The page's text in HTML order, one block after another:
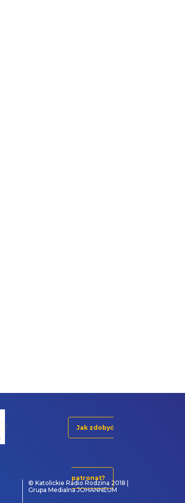
Jak zdobyć
patronat?
© Katolickie Radio Rodzina 2018 |
Grupa Medialna JOHANNEUM